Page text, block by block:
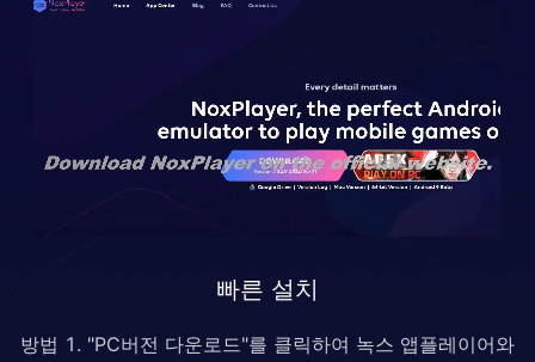
빠른 설치
방법 1. "PC버전 다운로드"를 클릭하여 녹스 앱플레이어와